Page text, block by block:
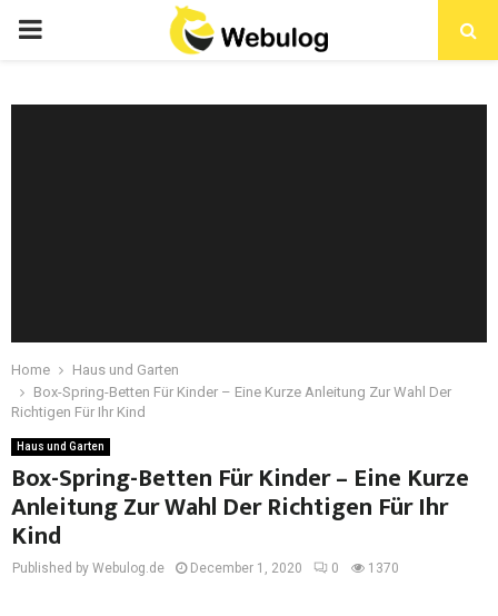
Home
Haus und Garten
Box-Spring-Betten Für Kinder – Eine Kurze Anleitung Zur Wahl Der
Richtigen Für Ihr Kind
Haus und Garten
Box-Spring-Betten Für Kinder – Eine Kurze
Anleitung Zur Wahl Der Richtigen Für Ihr
Kind
Published by Webulog.de December 1, 2020 0 1370